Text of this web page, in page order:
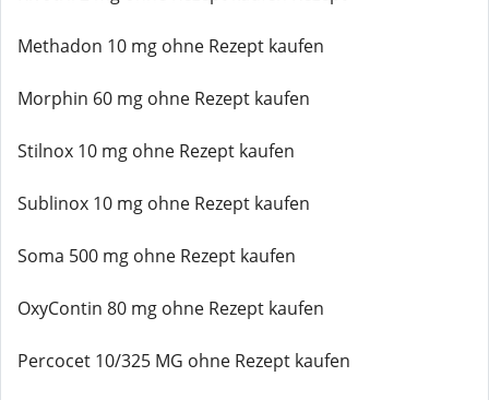
Methadon 10 mg ohne Rezept kaufen
Morphin 60 mg ohne Rezept kaufen
Stilnox 10 mg ohne Rezept kaufen
Sublinox 10 mg ohne Rezept kaufen
Soma 500 mg ohne Rezept kaufen
OxyContin 80 mg ohne Rezept kaufen
Percocet 10/325 MG ohne Rezept kaufen